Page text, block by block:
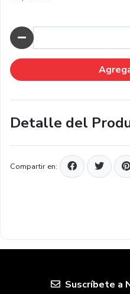
Cantidad
Detalle del
Compartir en:
Suscríbete a